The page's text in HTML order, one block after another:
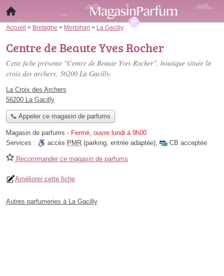
Accueil > Bretagne > Morbihan > La Gacilly
Centre de Beaute Yves Rocher
Cette fiche présente "Centre de Beaute Yves Rocher", boutique située la
croix des archers, 56200 La Gacilly.
La Croix des Archers
56200 La Gacilly
📞 Appeler ce magasin de parfums
Magasin de parfums - Fermé, ouvre lundi à 9h00
Services :
accès PMR (parking, entrée adaptée), CB acceptée
Recommander ce magasin de parfums
Améliorer cette fiche
Autres parfumeries à La Gacilly